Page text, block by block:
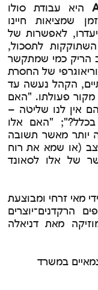
היא עבודת סולו
שמציאות חיינו
לאפשרות של
לתסכול,
הריק כמי שמתקשר
של החסרת
הקהל נעשה עד
פעולתו. "האם
אין לנו שליטה –
בכלל?"; "האם אלו
יותר מאשר תשובה
(או שמא את רוח
של אלו לסאונד
מאי זרחי ומבוצעת
הרקדנים־יוצרים
מאת דניאלה
במשרד